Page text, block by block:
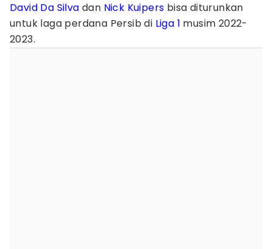
David Da Silva dan Nick Kuipers bisa diturunkan
untuk laga perdana Persib di Liga 1 musim 2022-
2023.